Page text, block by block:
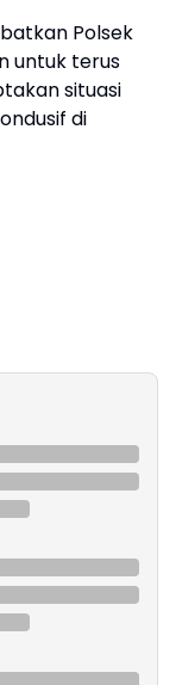
Polsek
untuk terus
situasi
di